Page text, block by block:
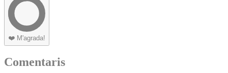
❤️ M'agrada!
Comentaris